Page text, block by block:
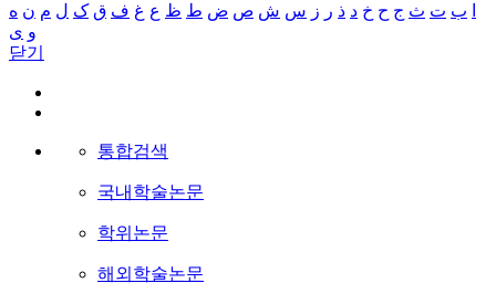
ب ت ث ج ح خ د ذ ر ز س ش ص ض ط ظ ع غ ف ق ک ل م ن ه
و ی
닫기
통합검색
국내학술논문
학위논문
해외학술논문